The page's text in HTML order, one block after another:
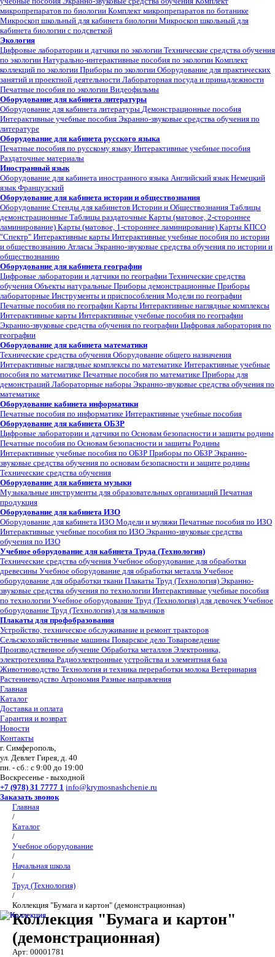
микропрепаратов по биологии Комплект микропрепаратов по ботанике
Микроскоп школьный для кабинета биологии Микроскоп школьный для
кабинета биологии с подсветкой
Экология
Цифровые лаборатории и датчики по экологии Технические средства обучения
по экологии Натурально-интерактивные пособия по экологии Комплект
коллекций по экологии Приборы по экологии Оборудование для практических
занятий и проектной деятельности Лабораторная посуда и принадлежности
Печатные пособия по экологии Видеофильмы
Оборудование для кабинета литературы
Оборудование для кабинета литературы Демонстрационные пособия
Интерактивные учебные пособия Экранно-звуковые средства обучения по
литературе
Оборудование для кабинета русского языка
Печатные пособия по русскому языку Интерактивные учебные пособия
Раздаточные материалы
Иностранный язык
Оборудование для кабинета иностранного языка Английский язык Немецкий
язык Французский
Оборудование для кабинета истории и обществознания
Оборудование Стенды для кабинетов Истории и Обществознания Таблицы
демонстрационные Таблицы раздаточные Карты (матовое, 2-стороннее
ламинирование) Карты (матовое, 1-стороннее ламинирование) Карты КПСО
"Спектр" Интерактивные карты Интерактивные учебные пособия по истории
и обществознанию Атласы Экранно-звуковые средства обучения по истории и
обществознанию
Оборудование для кабинета географии
Цифровые лаборатории и датчики по географии Технические средства
обучения Объекты натуральные Приборы демонстрационные Приборы
лабораторные Инструменты и приспособления Модели по географии
Печатные пособия по географии Карты Интерактивные наглядные комплексы
Интерактивные карты Интерактивные учебные пособия по географии
Экранно-звуковые средства обучения по географии Цифровая лаборатория по
географии
Оборудование для кабинета математики
Технические средства обучения Оборудование общего назначения
Интерактивные наглядные комплексы по математике Интерактивные учебные
пособия по математике Печатные пособия по математике Приборы для
демонстраций Лабораторные наборы Экранно-звуковые средства обучения по
математике
Оборудование кабинета информатики
Печатные пособия по информатике Интерактивные учебные пособия
Оборудование для кабинета ОБЗР
Цифровые лаборатории и датчики по Основам безопасности и защиты родины
Печатные пособия по Основам безопасности и защиты Родины
Интерактивные учебные пособия по ОБЗР Приборы по ОБЗР Экранно-
звуковые средства обучения по основам безопасности и защите родины
Технические средства обучения
Оборудование для кабинета музыки
Музыкальные инструменты для образовательных организаций Печатная
продукция
Оборудование для кабинета ИЗО
Оборудование для кабинета ИЗО Модели и муляжи Печатные пособия по ИЗО
Интерактивные учебные пособия по ИЗО Экранно-звуковые средства
обучения по ИЗО
Учебное оборудование для кабинета Труда (Технология)
Технические средства обучения Учебное оборудование для обработки
древесины Учебное оборудование для обработки металла Учебное
оборудование для обработки ткани Плакаты Труд (Технология) Экранно-
звуковые средства обучения по технологии Интерактивные учебные пособия
по технологии Учебное оборудование Труд (Технология) для девочек Учебное
оборудование Труд (Технология) для мальчиков
Плакаты для профобразования
Устройство, техническое обслуживание и ремонт тракторов
Сельскохозяйственные машины Поварское дело Товароведение
Производственное обучение Обработка металлов Электроника,
электротехника Радиоэлектронные устройства и элементная база
Животноводство Технология и техника переработки молока Ветеринария
Растениеводство Агрономия Разные направления
Главная
Каталог
Доставка и оплата
Гарантия и возврат
Новости
Контакты
г. Симферополь,
ул. Девлет Гирея, д. 40
пн. - сб.: с 9:00 до 19:00
Воскресенье - выходной
+7 (978) 31 7777 1 info@krymosnashchenie.ru
Заказать звонок
Главная
/
Каталог
/
Учебное оборудование
/
Начальная школа
/
Труд (Технология)
/
Коллекция "Бумага и картон" (демонстрационная)
Коллекция "Бумага и картон"
(демонстрационная)
Арт: 00001781